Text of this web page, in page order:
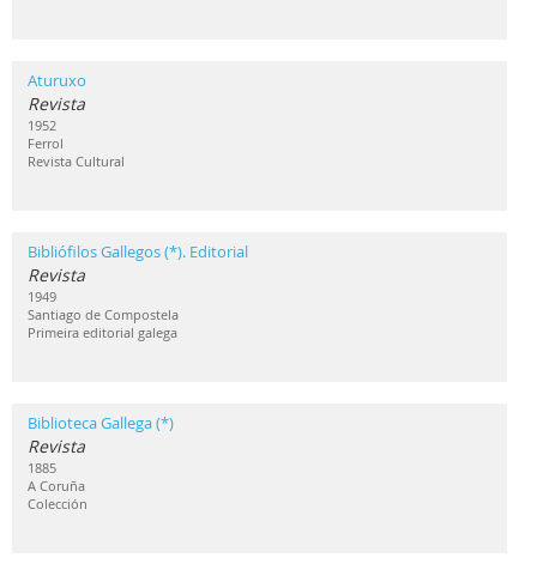
Aturuxo
Revista
1952
Ferrol
Revista Cultural
Bibliófilos Gallegos (*). Editorial
Revista
1949
Santiago de Compostela
Primeira editorial galega
Biblioteca Gallega (*)
Revista
1885
A Coruña
Colección